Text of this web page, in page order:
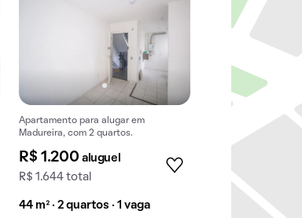
Apartamento para alugar em
Madureira, com 2 quartos.
R$ 1.200 aluguel
R$ 1.644 total
44 m² · 2 quartos · 1 vaga